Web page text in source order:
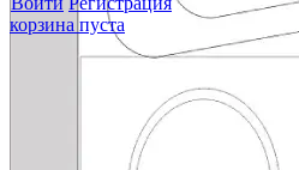
корзина пуста